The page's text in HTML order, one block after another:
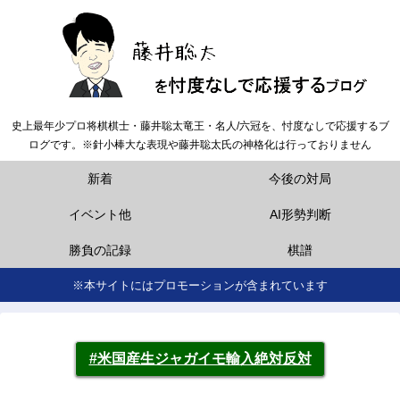
史上最年少プロ将棋棋士・藤井聡太竜王・名人/六冠を、忖度なしで応援するブ
ログです。※針小棒大な表現や藤井聡太氏の神格化は行っておりません
新着 今後の対局
イベント他 AI形勢判断
勝負の記録 棋譜
※本サイトにはプロモーションが含まれています
#米国産生ジャガイモ輸入絶対反対